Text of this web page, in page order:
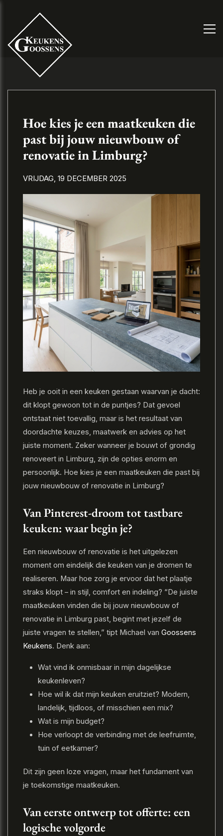
Hoe kies je een maatkeuken die
past bij jouw nieuwbouw of
renovatie in Limburg?
VRIJDAG, 19 DECEMBER 2025
Heb je ooit in een keuken gestaan waarvan je dacht:
dit klopt gewoon tot in de puntjes? Dat gevoel
ontstaat niet toevallig, maar is het resultaat van
doordachte keuzes, maatwerk en advies op het
juiste moment. Zeker wanneer je bouwt of grondig
renoveert in Limburg, zijn de opties enorm en
persoonlijk. Hoe kies je een maatkeuken die past bij
jouw nieuwbouw of renovatie in Limburg?
Van Pinterest-droom tot tastbare
keuken: waar begin je?
Een nieuwbouw of renovatie is het uitgelezen
moment om eindelijk die keuken van je dromen te
realiseren. Maar hoe zorg je ervoor dat het plaatje
straks klopt – in stijl, comfort en indeling? “De juiste
maatkeuken vinden die bij jouw nieuwbouw of
renovatie in Limburg past, begint met jezelf de
juiste vragen te stellen,” tipt Michael van Goossens
Keukens. Denk aan:
Wat vind ik onmisbaar in mijn dagelijkse
keukenleven?
Hoe wil ik dat mijn keuken eruitziet? Modern,
landelijk, tijdloos, of misschien een mix?
Wat is mijn budget?
Hoe verloopt de verbinding met de leefruimte,
tuin of eetkamer?
Dit zijn geen loze vragen, maar het fundament van
je toekomstige maatkeuken.
Van eerste ontwerp tot offerte: een
logische volgorde